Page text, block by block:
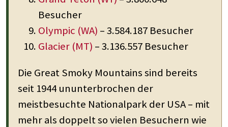
Besucher
Olympic (WA) – 3.584.187 Besucher
Glacier (MT) – 3.136.557 Besucher
Die Great Smoky Mountains sind bereits
seit 1944 ununterbrochen der
meistbesuchte Nationalpark der USA – mit
mehr als doppelt so vielen Besuchern wie